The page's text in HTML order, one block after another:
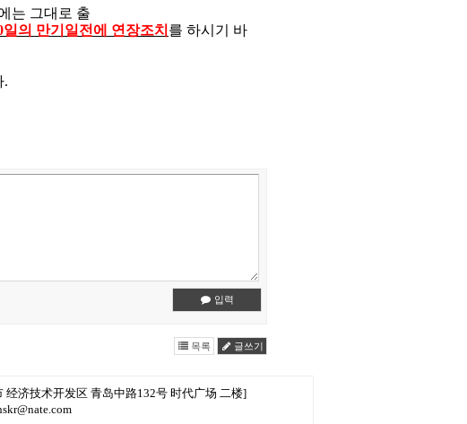
는 그대로 출
일의 만기일전에 연장조치 를 하시기 바
.
입력
목록 글쓰기
济技术开发区 青岛中路132号 时代广场 二楼]